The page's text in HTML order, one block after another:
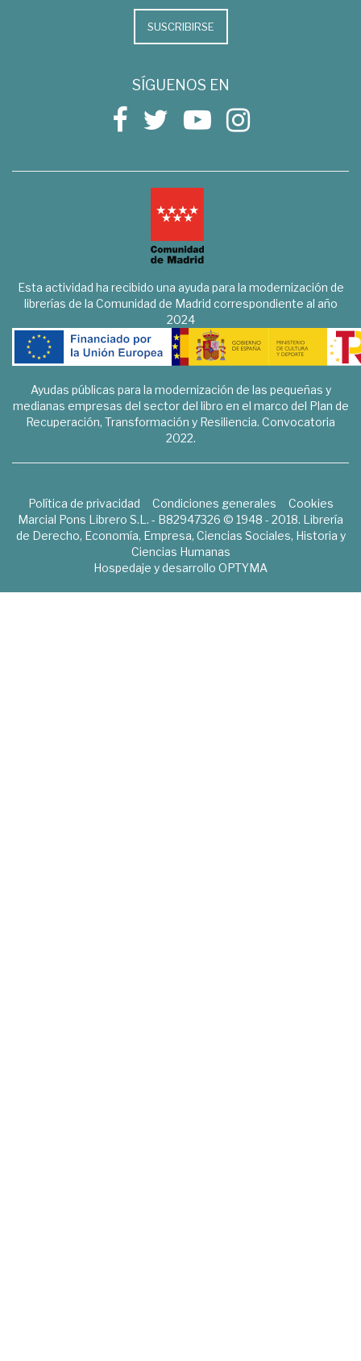
SUSCRIBIRSE
SÍGUENOS EN
Esta actividad ha recibido una ayuda para la modernización de
librerías de la Comunidad de Madrid correspondiente al año
2024
Ayudas públicas para la modernización de las pequeñas y
medianas empresas del sector del libro en el marco del Plan de
Recuperación, Transformación y Resiliencia. Convocatoria
2022.
Política de privacidad Condiciones generales
Cookies
Marcial Pons Librero S.L. - B82947326 © 1948 - 2018. Librería
de Derecho, Economía, Empresa, Ciencias Sociales, Historia y
Ciencias Humanas
Hospedaje y desarrollo OPTYMA